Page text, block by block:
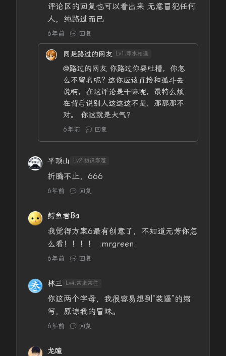
评论区的回复也可以看出来 无意冒犯任何
人，纯路过而已
6年前 回复
同是路过的网友 Lv1.萍水相逢
@路过的网友 你路过你要吐槽，你怎
么不留名呢? 这你应该直接和孤斗去
说啊，在这评论是干嘛呢，最特么烦
在背后说别人这这这不是，那那那不
对。 你这就是大气？
6年前 回复
平顶山 Lv2.初识寒暄
折腾不止，666
6年前 回复
鳄鱼君Ba
我觉得方案6最有创意了，不知道元芳你怎
么看！！！！ :mrgreen:
6年前 回复
林三 Lv4.常来常往
你这两个字母，我很容易想到“装逼”的缩
写，原谅我的冒昧。
6年前 回复
龙瞳